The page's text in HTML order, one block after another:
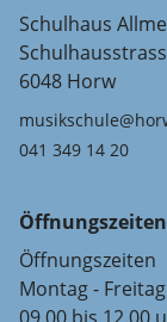
Schulhaus
6048 Horw
041 349 14 20
Öffnungszeiten
Öffnungszeiten
Montag -
09.00 bis 12.00